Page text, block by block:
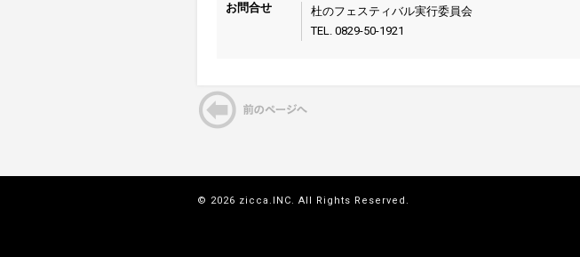
お問合せ
杜のフェスティバル実行委員会
TEL. 0829-50-1921
© 2026 zicca.INC. All Rights Reserved.